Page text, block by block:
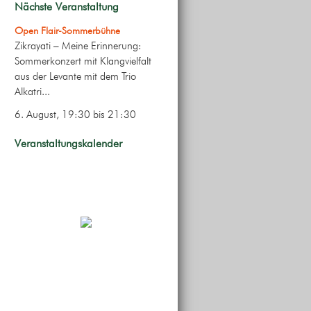
Nächste Veranstaltung
Open Flair-Sommerbühne
Zikrayati – Meine Erinnerung:
Sommerkonzert mit Klangvielfalt
aus der Levante mit dem Trio
Alkatri...
6. August, 19:30 bis 21:30
Veranstaltungskalender